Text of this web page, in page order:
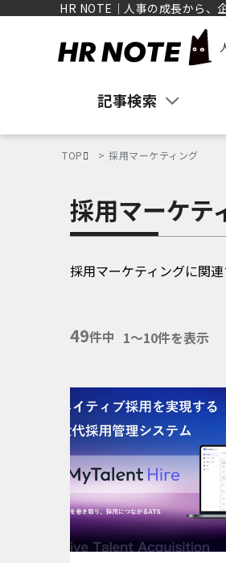
HR NOTE｜人事の成長から、
記事検索
TOP 採用マーケティング
採用マーケテ
採用マーケティングに関
49件中 1〜10件を表示